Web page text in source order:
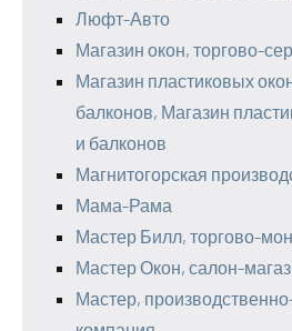
Люфт-Авто
Магазин окон, торгово-
Магазин пластиковых
балконов, Магазин
и балконов
Магнитогорская
Мама-Рама
Мастер Билл, торгово-
Мастер Окон, салон-
Мастер,